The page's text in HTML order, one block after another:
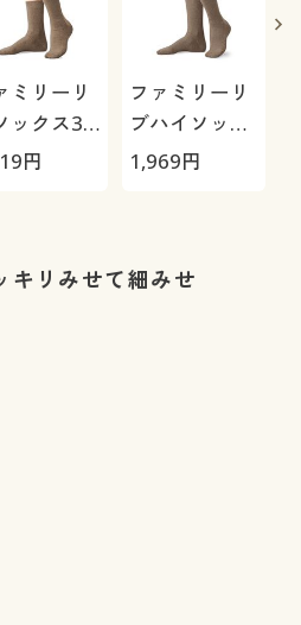
ミリーリ
ックス3
(カラー豊
円
ファミリーリ
ブハイソック
ス3足組(カラ
ス)
1,969円
キリみせて細みせ